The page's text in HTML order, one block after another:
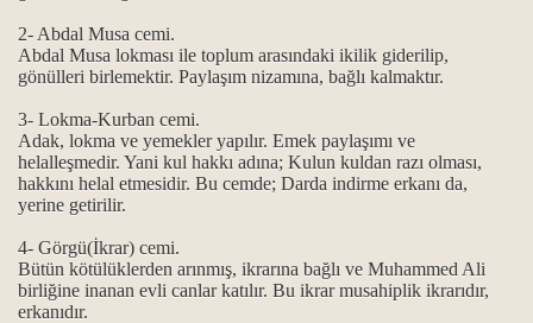
2- Abdal Musa cemi.
Abdal Musa lokması ile toplum arasındaki ikilik giderilip,
gönülleri birlemektir. Paylaşım nizamına, bağlı kalmaktır.
3- Lokma-Kurban cemi.
Adak, lokma ve yemekler yapılır. Emek paylaşımı ve
helalleşmedir. Yani kul hakkı adına; Kulun kuldan razı olması,
hakkını helal etmesidir. Bu cemde; Darda indirme erkanı da,
yerine getirilir.
4- Görgü(İkrar) cemi.
Bütün kötülüklerden arınmış, ikrarına bağlı ve Muhammed Ali
birliğine inanan evli canlar katılır. Bu ikrar musahiplik ikrarıdır,
erkanıdır.
en güzel ibadet